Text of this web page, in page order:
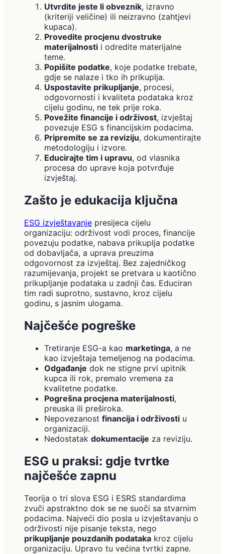
Utvrdite jeste li obveznik, izravno
(kriteriji veličine) ili neizravno (zahtjevi
kupaca).
Provedite procjenu dvostruke
materijalnosti i odredite materijalne
teme.
Popišite podatke, koje podatke trebate,
gdje se nalaze i tko ih prikuplja.
Uspostavite prikupljanje, procesi,
odgovornosti i kvaliteta podataka kroz
cijelu godinu, ne tek prije roka.
Povežite financije i održivost, izvještaj
povezuje ESG s financijskim podacima.
Pripremite se za reviziju, dokumentirajte
metodologiju i izvore.
Educirajte tim i upravu, od vlasnika
procesa do uprave koja potvrđuje
izvještaj.
Zašto je edukacija ključna
ESG izvještavanje presijeca cijelu
organizaciju: održivost vodi proces, financije
povezuju podatke, nabava prikuplja podatke
od dobavljača, a uprava preuzima
odgovornost za izvještaj. Bez zajedničkog
razumijevanja, projekt se pretvara u kaotično
prikupljanje podataka u zadnji čas. Educiran
tim radi suprotno, sustavno, kroz cijelu
godinu, s jasnim ulogama.
Najčešće pogreške
Tretiranje ESG-a kao marketinga, a ne
kao izvještaja temeljenog na podacima.
Odgađanje dok ne stigne prvi upitnik
kupca ili rok, premalo vremena za
kvalitetne podatke.
Pogrešna procjena materijalnosti,
preuska ili preširoka.
Nepovezanost financija i održivosti u
organizaciji.
Nedostatak dokumentacije za reviziju.
ESG u praksi: gdje tvrtke
najčešće zapnu
Teorija o tri slova ESG i ESRS standardima
zvuči apstraktno dok se ne suoči sa stvarnim
podacima. Najveći dio posla u izvještavanju o
održivosti nije pisanje teksta, nego
prikupljanje pouzdanih podataka kroz cijelu
organizaciju. Upravo tu većina tvrtki zapne.